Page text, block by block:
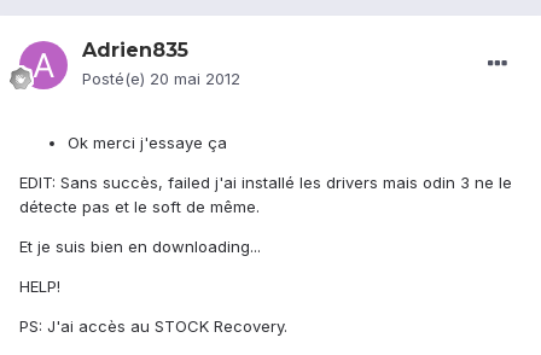
Adrien835
Posté(e) 20 mai 2012
Ok merci j'essaye ça
EDIT: Sans succès, failed j'ai installé les drivers mais odin 3 ne le
détecte pas et le soft de même.
Et je suis bien en downloading...
HELP!
PS: J'ai accès au STOCK Recovery.